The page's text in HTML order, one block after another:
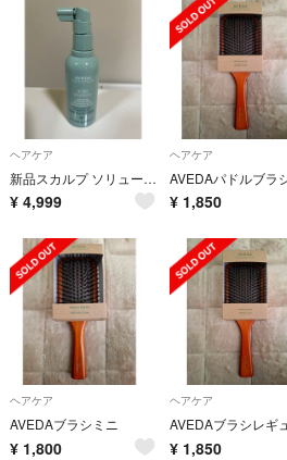
ヘアケア
新品スカルプ ソリューション リフレッシング プロテクティブ ミスト 100ml
¥ 4,999
ヘアケア
¥ 1,850
ヘアケア
AVEDAブラシミニ
¥ 1,800
ヘアケア
¥ 1,850